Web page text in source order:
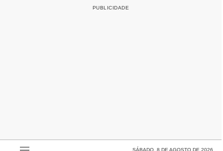
SÁBADO, 8 DE AGOSTO DE 2026